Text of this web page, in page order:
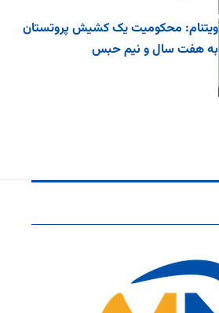
ویتنام: محکومیت یک کشیش پروتستان
به هفت سال و نیم حبس